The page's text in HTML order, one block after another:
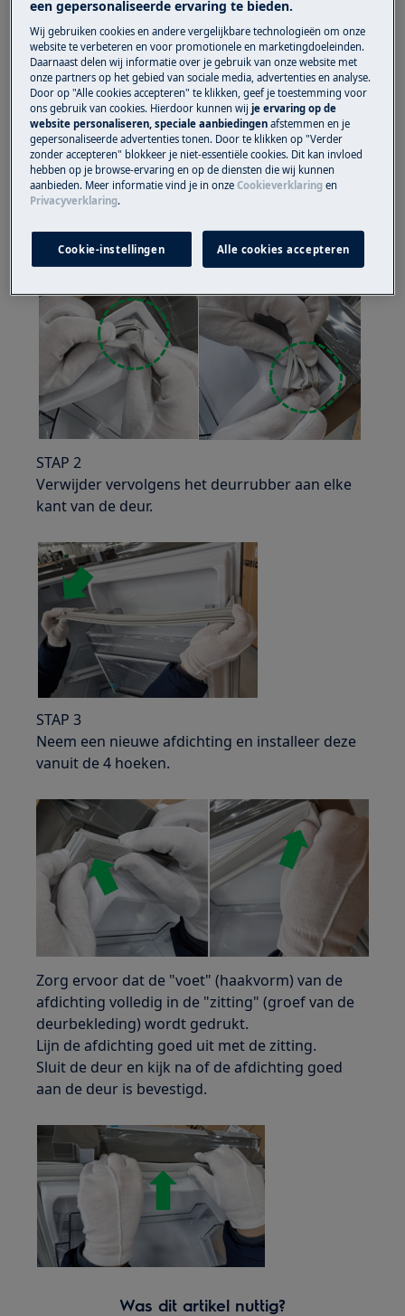
Gebruik altijd veiligheidshandschoenen en gesloten
schoeisel.
Houd er rekening mee dat zelfreparatie of niet-
professionele reparatie gevolgen kan hebben voor
de veiligheid als deze niet correct wordt uitgevoerd.
HOE DE DEURAFDICHTING TE VERVANGEN?
STAP 1
buiten.
STAP 2
Verwijder vervolgens het deurrubber aan elke
kant van de deur.
STAP 3
Neem een nieuwe afdichting en installeer deze
vanuit de 4 hoeken.
Zorg ervoor dat de "voet" (haakvorm) van de
afdichting volledig in de "zitting" (groef van de
deurbekleding) wordt gedrukt.
Lijn de afdichting goed uit met de zitting.
Sluit de deur en kijk na of de afdichting goed
aan de deur is bevestigd.
Was dit artikel nuttig?
een gepersonaliseerde ervaring te bieden.
Wij gebruiken cookies en andere vergelijkbare technologieën om onze
website te verbeteren en voor promotionele en marketingdoeleinden.
Daarnaast delen wij informatie over je gebruik van onze website met
onze partners op het gebied van sociale media, advertenties en analyse.
Door op "Alle cookies accepteren" te klikken, geef je toestemming voor
ons gebruik van cookies. Hierdoor kunnen wijje ervaring op de
website personaliseren, speciale aanbiedingen afstemmen en je
gepersonaliseerde advertenties tonen. Door te klikken op "Verder
zonder accepteren" blokkeer je niet-essentiële cookies. Dit kan invloed
hebben op je browse-ervaring en op de diensten die wij kunnen
aanbieden. Meer informatie vind je in onzeCookieverklaring en
Privacyverklaring.
Cookie-instellingen Alle cookies accepteren